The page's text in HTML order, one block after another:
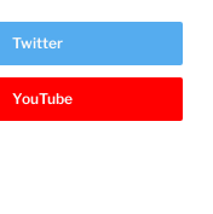
Twitter
YouTube